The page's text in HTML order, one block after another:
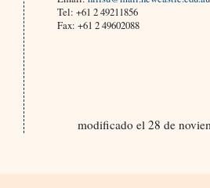
Tel: +61 2 49211856
Fax: +61 2 49602088
modificado el 28 de